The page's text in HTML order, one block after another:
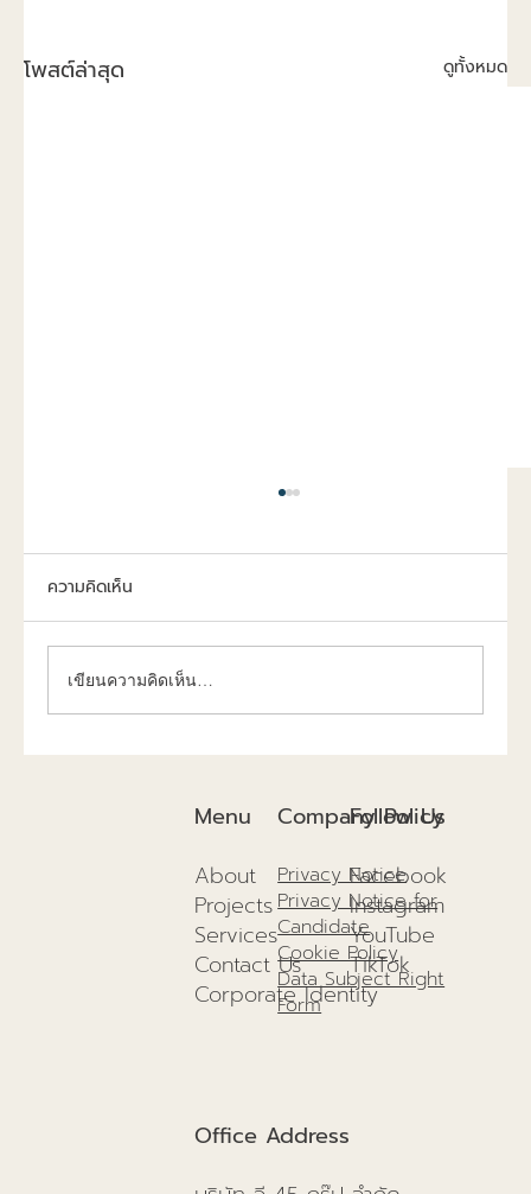
โพสต์ล่าสุด ดูทั้งหมด
ก่อสร้างยังไง!!
ความคิดเห็น
เขียนความคิดเห็น…
Menu
About
Projects
Services
Contact Us
Corporate Identity
Office Address
Follow Us
Facebook
Instagram
YouTube
TikTok
Company Policy
Privacy Notice
Privacy Notice for
Candidate
Cookie Policy
Data Subject Right
Form